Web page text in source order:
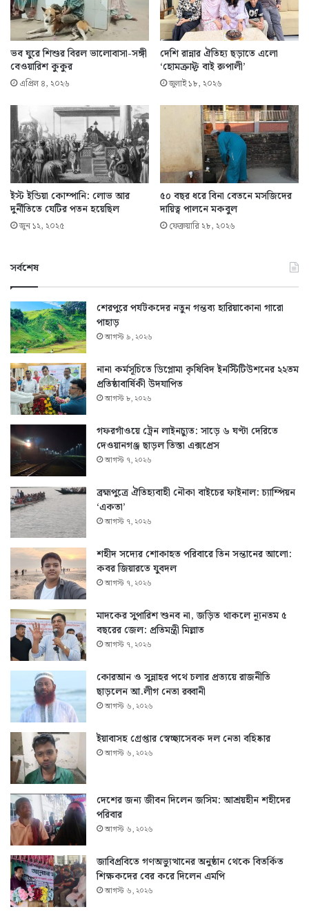
ভব ঘুরে শিশুর বিরল ভালোবাসা-সঙ্গী
বেওয়ারিশ কুকুর
এপ্রিল ৪, ২০২৬
দেশি রান্নার ঐতিহ্য ছড়াতে এলো
‘হোমক্রাফ্ট বাই রুপালী’
জুলাই ১৮, ২০২৬
ইস্ট ইন্ডিয়া কোম্পানি: লোভ আর
দুর্নীতিতে যেটির পতন হয়েছিল
জুন ১২, ২০২৫
৫০ বছর ধরে বিনা বেতনে মসজিদের
দায়িত্ব পালনে মকবুল
ফেব্রুয়ারি ২৮, ২০২৬
সর্বশেষ
শেরপুরে পর্যটকদের নতুন গন্তব্য হারিয়াকোনা গারো
পাহাড়
আগস্ট ৯, ২০২৬
নানা কর্মসূচিতে ডিপ্লোমা কৃষিবিদ ইনস্টিটিউশনের ২২তম
প্রতিষ্ঠাবার্ষিকী উদযাপিত
আগস্ট ৮, ২০২৬
গফরগাঁওয়ে ট্রেন লাইনচ্যুত: সাড়ে ৬ ঘণ্টা দেরিতে
দেওয়ানগঞ্জ ছাড়ল তিস্তা এক্সপ্রেস
আগস্ট ৭, ২০২৬
ব্রহ্মপুত্রে ঐতিহ্যবাহী নৌকা বাইচের ফাইনাল: চ্যাম্পিয়ন
‘একতা’
আগস্ট ৭, ২০২৬
শহীদ সদ্যের শোকাহত পরিবারে তিন সন্তানের আলো:
কবর জিয়ারতে যুবদল
আগস্ট ৭, ২০২৬
মাদকের সুপারিশ শুনব না, জড়িত থাকলে ন্যূনতম ৫
বছরের জেল: প্রতিমন্ত্রী মিল্লাত
আগস্ট ৭, ২০২৬
কোরআন ও সুন্নাহর পথে চলার প্রত্যয়ে রাজনীতি
ছাড়লেন আ.লীগ নেতা রব্বানী
আগস্ট ৬, ২০২৬
ইয়াবাসহ গ্রেপ্তার স্বেচ্ছাসেবক দল নেতা বহিষ্কার
আগস্ট ৬, ২০২৬
দেশের জন্য জীবন দিলেন জসিম: আশ্রয়হীন শহীদের
পরিবার
আগস্ট ৬, ২০২৬
জাবিপ্রবিতে গণঅভ্যুত্থানের অনুষ্ঠান থেকে বিতর্কিত
শিক্ষকদের বের করে দিলেন এমপি
আগস্ট ৬, ২০২৬